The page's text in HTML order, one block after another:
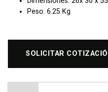
Peso: 6.25 Kg
SOLICITAR
Licuadora para